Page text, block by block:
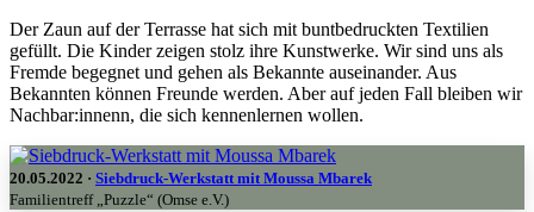
Der Zaun auf der Terrasse hat sich mit buntbedruckten Textilien
gefüllt. Die Kinder zeigen stolz ihre Kunstwerke. Wir sind uns als
Fremde begegnet und gehen als Bekannte auseinander. Aus
Bekannten können Freunde werden. Aber auf jeden Fall bleiben wir
Nachbar:innenn, die sich kennenlernen wollen.
20.05.2022 · Siebdruck-Werkstatt mit Moussa Mbarek
Familientreff „Puzzle“ (Omse e.V.)